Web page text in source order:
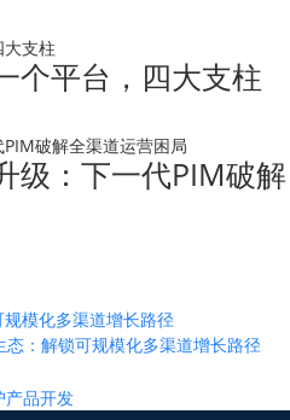
个平台，四大支柱
级：下一代PIM破解
态：解锁可规模化多渠道增长路径
产品开发